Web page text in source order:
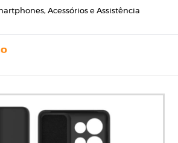
Acessórios e Assistência